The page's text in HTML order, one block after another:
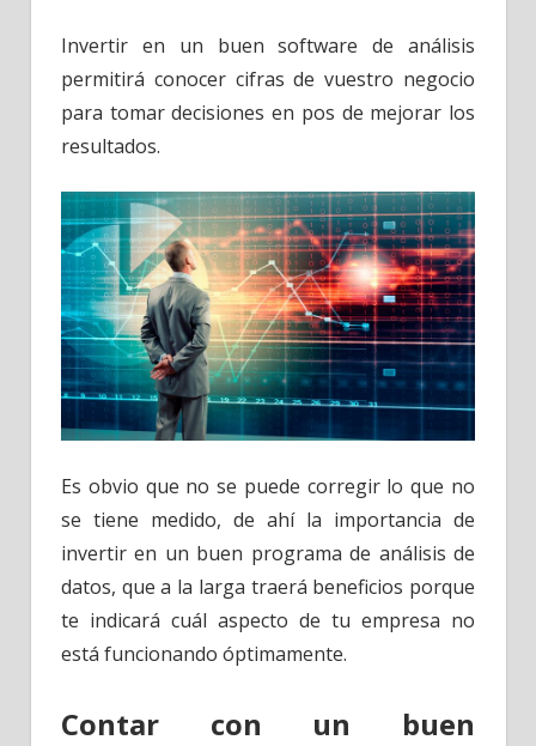
Invertir en un buen software de análisis
permitirá conocer cifras de vuestro negocio
para tomar decisiones en pos de mejorar los
resultados.
Es obvio que no se puede corregir lo que no
se tiene medido, de ahí la importancia de
invertir en un buen programa de análisis de
datos, que a la larga traerá beneficios porque
te indicará cuál aspecto de tu empresa no
está funcionando óptimamente.
Contar con un buen